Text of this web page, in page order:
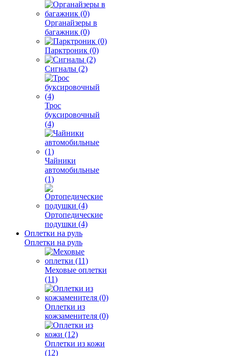
Органайзеры в
багажник (0)
Парктроник (0)
Сигналы (2)
Трос
буксировочный
(4)
Чайники
автомобильные
(1)
Ортопедические
подушки (4)
Оплетки на руль
Оплетки на руль
Меховые оплетки
(11)
Оплетки из
кожзаменителя (0)
Оплетки из кожи
(12)